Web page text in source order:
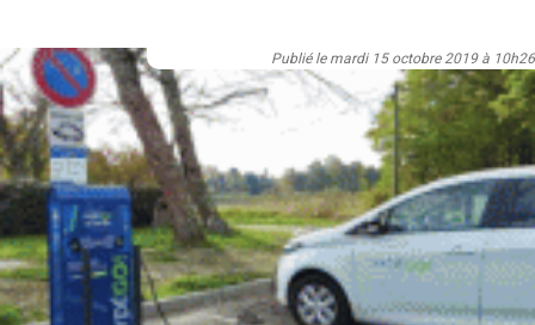
Publié le mardi 15 octobre 2019 à 10h26